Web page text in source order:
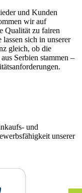
und Kunden
wir auf
Qualität zu fairen
sich in unserer
gleich, ob die
Serbien stammen –
und
unserer